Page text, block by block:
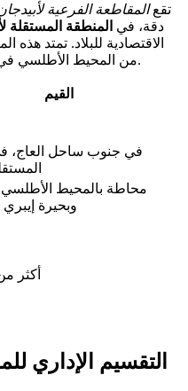
تقعالمقاطعة الفرعية
دقة، في المنطقة المستقلة
الاقتصادية للبلاد. تمتد
من المحيط الأطلسي.
القيم
في جنوب ساحل العاج،
محاطة بالمحيط
وبحيرة
أكثر من 1,500
التقسيم الإداري